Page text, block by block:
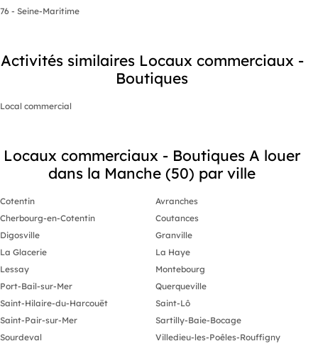
76 - Seine-Maritime
Activités similaires Locaux commerciaux -
Boutiques
Local commercial
Locaux commerciaux - Boutiques A louer
dans la Manche (50) par ville
Cotentin
Avranches
Cherbourg-en-Cotentin
Coutances
Digosville
Granville
La Glacerie
La Haye
Lessay
Montebourg
Port-Bail-sur-Mer
Querqueville
Saint-Hilaire-du-Harcouët
Saint-Lô
Saint-Pair-sur-Mer
Sartilly-Baie-Bocage
Sourdeval
Villedieu-les-Poêles-Rouffigny